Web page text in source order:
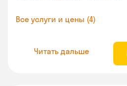
Все услуги и цены (4)
Читать дальше